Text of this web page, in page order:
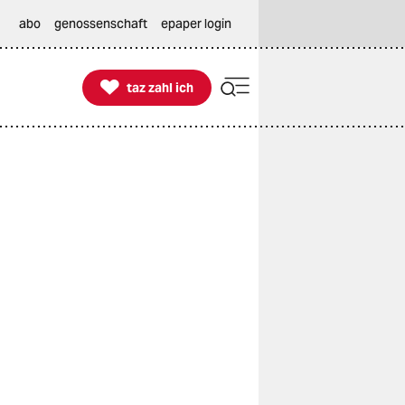
abo genossenschaft epaper login

taz zahl ich
taz zahl ich